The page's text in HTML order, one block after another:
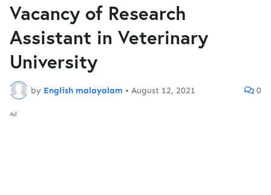
Vacancy of Research
Assistant in Veterinary
University
by English malayalam • August 12, 2021 0
Ad